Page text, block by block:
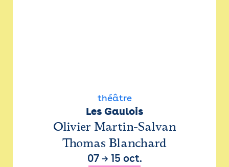
théâtre
Les Gaulois
Olivier Martin-Salvan
Thomas Blanchard
07→ 15 oct.